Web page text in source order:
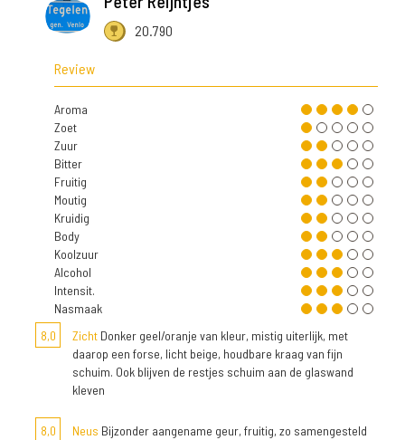
20.790
Review
Aroma
Zoet
Zuur
Bitter
Fruitig
Moutig
Kruidig
Body
Koolzuur
Alcohol
Intensit.
Nasmaak
8,0
Zicht Donker geel/oranje van kleur, mistig uiterlijk, met
daarop een forse, licht beige, houdbare kraag van fijn
schuim. Ook blijven de restjes schuim aan de glaswand
kleven
8,0 Neus Bijzonder aangename geur, fruitig, zo samengesteld